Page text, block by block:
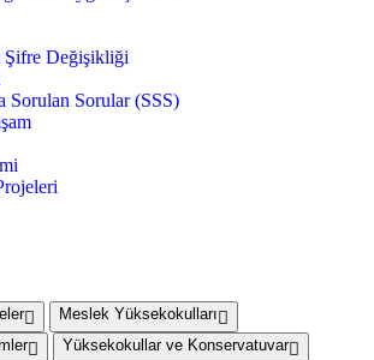
Şifre Değişikliği
Sorulan Sorular (SSS)
Meslek Yüksekokulları
Yüksekokullar ve Konservatuvar